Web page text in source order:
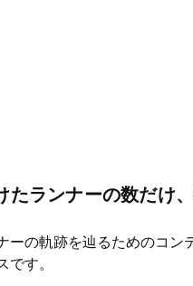
たランナーの数だけ
ーの軌跡を辿るためのコン
です。